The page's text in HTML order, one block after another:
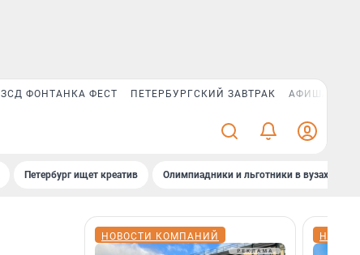
ЗСД ФОНТАНКА ФЕСТ ПЕТЕРБУРГСКИЙ ЗАВТРАК АФИША PLUS
Петербург ищет креатив Олимпиадники и льготники в вузах СПб
НОВОСТИ КОМПАНИЙ